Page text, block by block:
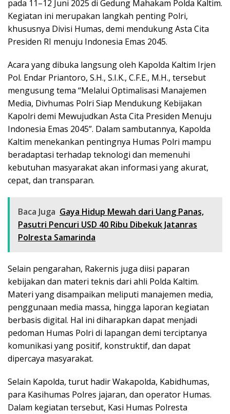
pada 11–12 Juni 2025 di Gedung Mahakam Polda Kaltim.
Kegiatan ini merupakan langkah penting Polri,
khususnya Divisi Humas, demi mendukung Asta Cita
Presiden RI menuju Indonesia Emas 2045.
Acara yang dibuka langsung oleh Kapolda Kaltim Irjen
Pol. Endar Priantoro, S.H., S.I.K., C.F.E., M.H., tersebut
mengusung tema “Melalui Optimalisasi Manajemen
Media, Divhumas Polri Siap Mendukung Kebijakan
Kapolri demi Mewujudkan Asta Cita Presiden Menuju
Indonesia Emas 2045”. Dalam sambutannya, Kapolda
Kaltim menekankan pentingnya Humas Polri mampu
beradaptasi terhadap teknologi dan memenuhi
kebutuhan masyarakat akan informasi yang akurat,
cepat, dan transparan.
Baca Juga Gaya Hidup Mewah dari Uang Panas,
Pasutri Pencuri USD 40 Ribu Dibekuk Jatanras
Polresta Samarinda
Selain pengarahan, Rakernis juga diisi paparan
kebijakan dan materi teknis dari ahli Polda Kaltim.
Materi yang disampaikan meliputi manajemen media,
penggunaan media massa, hingga laporan kegiatan
berbasis digital. Hal ini diharapkan dapat menjadi
pedoman Humas Polri di lapangan demi terciptanya
komunikasi yang positif, konstruktif, dan dapat
dipercaya masyarakat.
Selain Kapolda, turut hadir Wakapolda, Kabidhumas,
para Kasihumas Polres jajaran, dan operator Humas.
Dalam kegiatan tersebut, Kasi Humas Polresta